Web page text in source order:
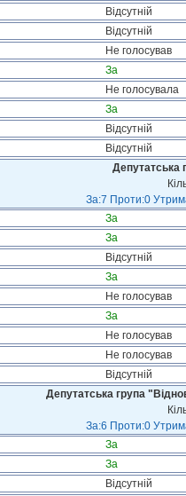
Відсутній
Відсутній
Не голосував
За
Не голосувала
За
Відсутній
Відсутній
Депутатська
За:7 Проти:0
За
За
Відсутній
За
Не голосував
За
Не голосував
Не голосував
Відсутній
Депутатська група
За:6 Проти:0
За
За
Відсутній